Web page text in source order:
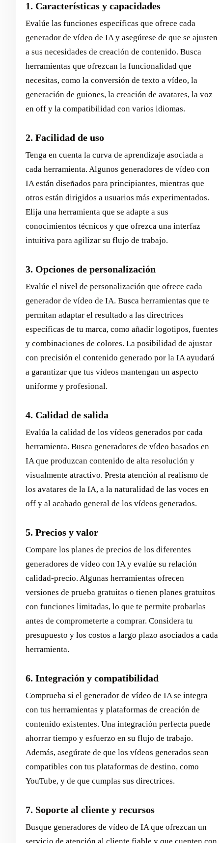
1. Características y capacidades
Evalúe las funciones específicas que ofrece cada
generador de vídeo de IA y asegúrese de que se ajusten
a sus necesidades de creación de contenido. Busca
herramientas que ofrezcan la funcionalidad que
necesitas, como la conversión de texto a vídeo, la
generación de guiones, la creación de avatares, la voz
en off y la compatibilidad con varios idiomas.
2. Facilidad de uso
Tenga en cuenta la curva de aprendizaje asociada a
cada herramienta. Algunos generadores de vídeo con
IA están diseñados para principiantes, mientras que
otros están dirigidos a usuarios más experimentados.
Elija una herramienta que se adapte a sus
conocimientos técnicos y que ofrezca una interfaz
intuitiva para agilizar su flujo de trabajo.
3. Opciones de personalización
Evalúe el nivel de personalización que ofrece cada
generador de vídeo de IA. Busca herramientas que te
permitan adaptar el resultado a las directrices
específicas de tu marca, como añadir logotipos, fuentes
y combinaciones de colores. La posibilidad de ajustar
con precisión el contenido generado por la IA ayudará
a garantizar que tus vídeos mantengan un aspecto
uniforme y profesional.
4. Calidad de salida
Evalúa la calidad de los vídeos generados por cada
herramienta. Busca generadores de vídeo basados en
IA que produzcan contenido de alta resolución y
visualmente atractivo. Presta atención al realismo de
los avatares de la IA, a la naturalidad de las voces en
off y al acabado general de los vídeos generados.
5. Precios y valor
Compare los planes de precios de los diferentes
generadores de vídeo con IA y evalúe su relación
calidad-precio. Algunas herramientas ofrecen
versiones de prueba gratuitas o tienen planes gratuitos
con funciones limitadas, lo que te permite probarlas
antes de comprometerte a comprar. Considera tu
presupuesto y los costos a largo plazo asociados a cada
herramienta.
6. Integración y compatibilidad
Comprueba si el generador de vídeo de IA se integra
con tus herramientas y plataformas de creación de
contenido existentes. Una integración perfecta puede
ahorrar tiempo y esfuerzo en su flujo de trabajo.
Además, asegúrate de que los vídeos generados sean
compatibles con tus plataformas de destino, como
YouTube, y de que cumplas sus directrices.
7. Soporte al cliente y recursos
Busque generadores de vídeo de IA que ofrezcan un